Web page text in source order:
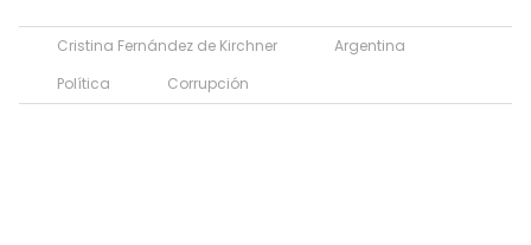
Cristina Fernández de Kirchner
Argentina
Política
Corrupción